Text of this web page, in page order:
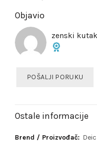
Objavio
zenski kutak
POŠALJI PORUKU
Ostale informacije
Brend / Proizvođač: